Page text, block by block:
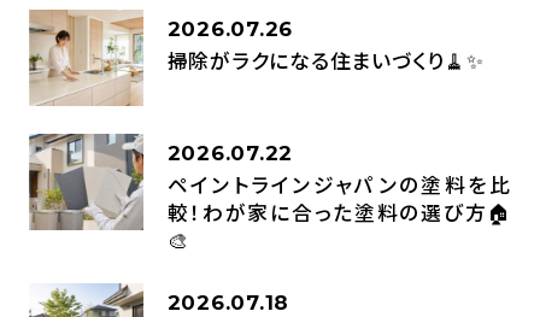
2026.07.26
掃除がラクになる住まいづくり🧹✨
2026.07.22
ペイントラインジャパンの塗料を比
較！わが家に合った塗料の選び方🏠
🎨
2026.07.18